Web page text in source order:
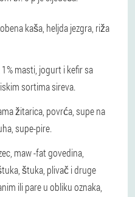
kaša, heljda jezgra, riža
masti, jogurt i kefir sa
sortima sireva.
žitarica, povrća, supe na
supe-pire.
maw -fat govedina,
štuka, plivač i druge
ili pare u obliku oznaka,